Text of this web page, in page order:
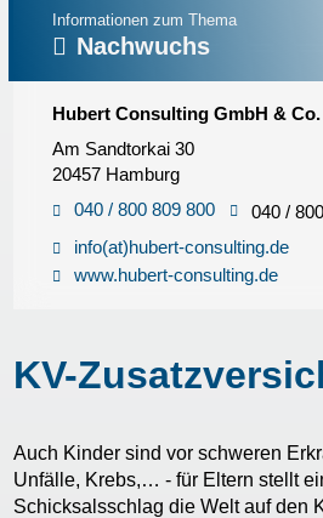
Informationen zum Thema
Nachwuchs
Hubert Consulting GmbH &
Am Sandtorkai 30
20457 Hamburg
040 / 800 809 800
040 /
info(at)hubert-consulting.de
www.hubert-consulting.de
KV-
Auch Kinder sind vor schweren
Unfälle, Krebs,… - für Eltern stellt
Schicksalsschlag die Welt auf den